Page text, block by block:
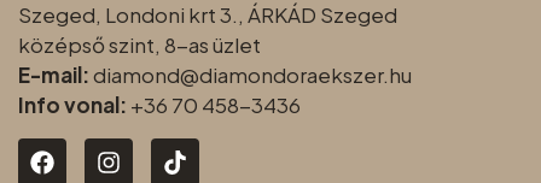
Szeged, Londoni krt 3., ÁRKÁD Szeged
középső szint, 8-as üzlet
E-mail:diamond@diamondoraekszer.hu
Info vonal: +36 70 458-3436